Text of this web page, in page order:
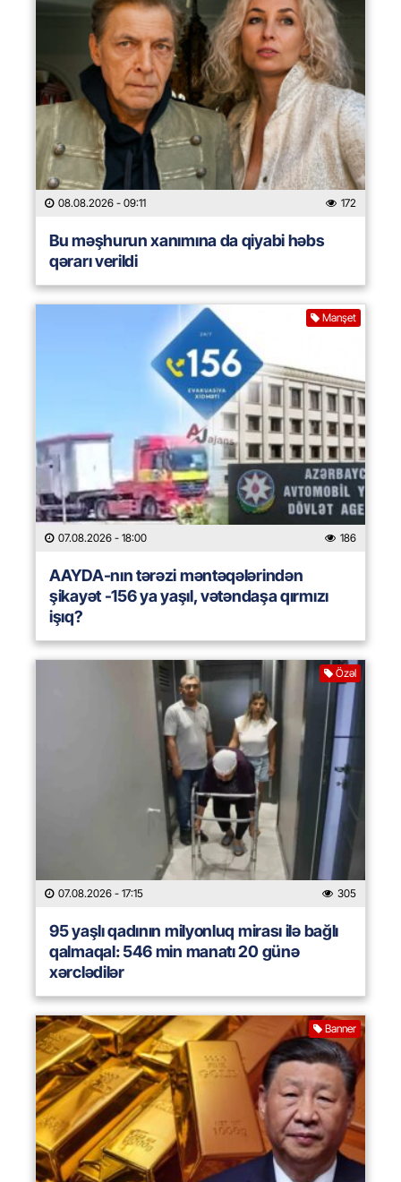
08.08.2026 - 09:11 172
Bu məşhurun xanımına da qiyabi həbs
qərarı verildi
Manşet
07.08.2026 - 18:00 186
AAYDA-nın tərəzi məntəqələrindən
şikayət -156 ya yaşıl, vətəndaşa qırmızı
işıq?
Özəl
07.08.2026 - 17:15 305
95 yaşlı qadının milyonluq mirası ilə bağlı
qalmaqal: 546 min manatı 20 günə
xərclədilər
Banner